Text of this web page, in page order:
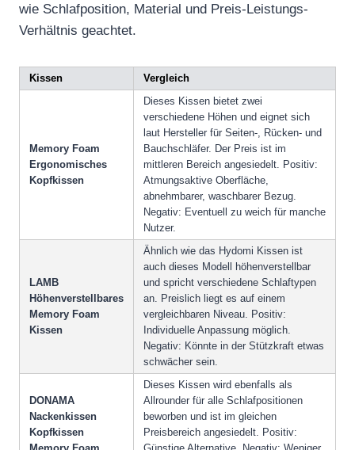
wie Schlafposition, Material und Preis-Leistungs-
Verhältnis geachtet.
Kissen Vergleich
Memory Foam
Ergonomisches
Kopfkissen
Dieses Kissen bietet zwei
verschiedene Höhen und eignet sich
laut Hersteller für Seiten-, Rücken- und
Bauchschläfer. Der Preis ist im
mittleren Bereich angesiedelt. Positiv:
Atmungsaktive Oberfläche,
abnehmbarer, waschbarer Bezug.
Negativ: Eventuell zu weich für manche
Nutzer.
LAMB
Höhenverstellbares
Memory Foam
Kissen
Ähnlich wie das Hydomi Kissen ist
auch dieses Modell höhenverstellbar
und spricht verschiedene Schlaftypen
an. Preislich liegt es auf einem
vergleichbaren Niveau. Positiv:
Individuelle Anpassung möglich.
Negativ: Könnte in der Stützkraft etwas
schwächer sein.
DONAMA
Nackenkissen
Kopfkissen
Dieses Kissen wird ebenfalls als
Allrounder für alle Schlafpositionen
beworben und ist im gleichen
Preisbereich angesiedelt. Positiv: